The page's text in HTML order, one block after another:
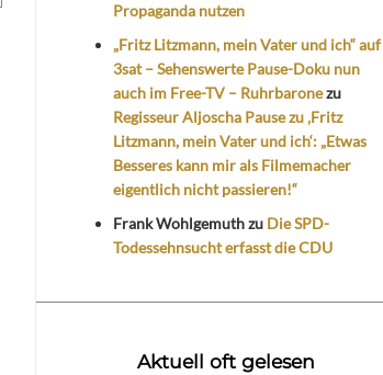
Propaganda nutzen
„Fritz Litzmann, mein Vater und ich“ auf
3sat – Sehenswerte Pause-Doku nun
auch im Free-TV – Ruhrbaronezu
Regisseur Aljoscha Pause zu ‚Fritz
Litzmann, mein Vater und ich‘: „Etwas
Besseres kann mir als Filmemacher
eigentlich nicht passieren!“
Frank Wohlgemuthzu Die SPD-
Todessehnsucht erfasst die CDU
Aktuell oft gelesen